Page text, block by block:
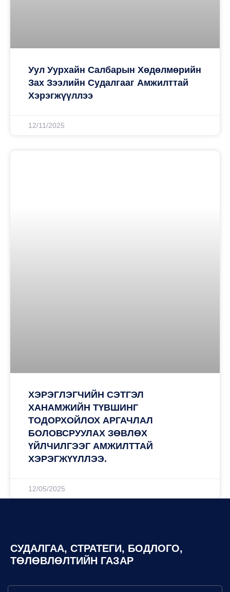
Уул Уурхайн Салбарын Хөдөлмөрийн
Зах Зээлийн Судалгааг Амжилттай
Хэрэгжүүллээ
12/11/2025
ХЭРЭГЛЭГЧИЙН СЭТГЭЛ
ХАНАМЖИЙН ТҮВШИНГ
ТОДОРХОЙЛОХ АРГАЧЛАЛ
БОЛОВСРУУЛАХ ЗӨВЛӨХ
ҮЙЛЧИЛГЭЭГ АМЖИЛТТАЙ
ХЭРЭГЖҮҮЛЛЭЭ.
12/05/2025
СУДАЛГАА, СТРАТЕГИ, БОДЛОГО,
ТӨЛӨВЛӨЛТИЙН ГАЗАР